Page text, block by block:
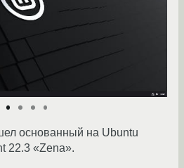
основанный на Ubuntu
22.3 «Zena».